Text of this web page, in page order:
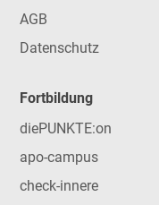
AGB
Datenschutz
Fortbildung
diePUNKTE:on
apo-campus
check-innere